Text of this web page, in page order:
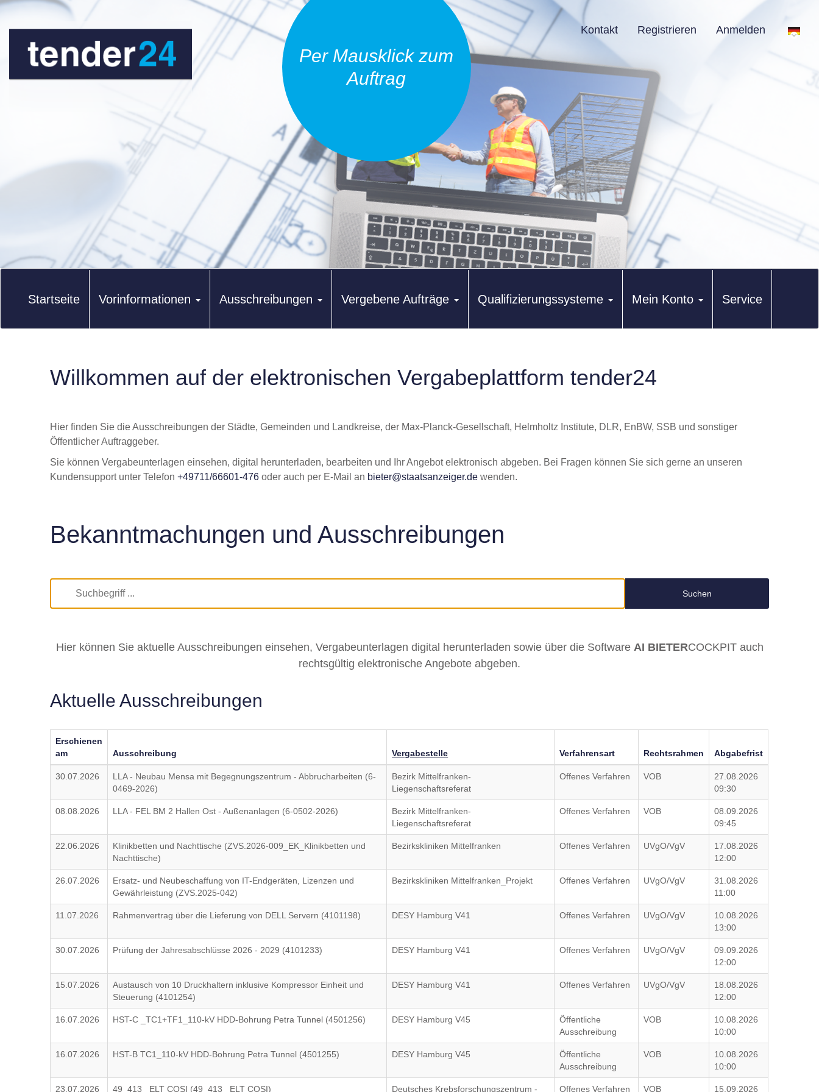
Per Mausklick zum
Auftrag
Kontakt Registrieren Anmelden
Startseite Vorinformationen Ausschreibungen Vergebene Aufträge Qualifizierungssysteme Mein Konto Service
Willkommen auf der elektronischen Vergabeplattform tender24
Hier finden Sie die Ausschreibungen der Städte, Gemeinden und Landkreise, der Max-Planck-Gesellschaft, Helmholtz Institute, DLR, EnBW, SSB und sonstiger
Öffentlicher Auftraggeber.
Sie können Vergabeunterlagen einsehen, digital herunterladen, bearbeiten und Ihr Angebot elektronisch abgeben. Bei Fragen können Sie sich gerne an unseren
Kundensupport unter Telefon+49711/66601-476 oder auch per E-Mail an bieter@staatsanzeiger.de wenden.
Bekanntmachungen und Ausschreibungen
Suchen
Hier können Sie aktuelle Ausschreibungen einsehen, Vergabeunterlagen digital herunterladen sowie über die Software AI BIETERCOCKPIT auch
rechtsgültig elektronische Angebote abgeben.
Aktuelle Ausschreibungen
Erschienen
am
Ausschreibung Vergabestelle Verfahrensart Rechtsrahmen Abgabefrist
30.07.2026
LLA - Neubau Mensa mit Begegnungszentrum - Abbrucharbeiten (6-
0469-2026)
Bezirk Mittelfranken-
Liegenschaftsreferat
Offenes Verfahren VOB
27.08.2026
09:30
08.08.2026 LLA - FEL BM 2 Hallen Ost - Außenanlagen (6-0502-2026)
Bezirk Mittelfranken-
Liegenschaftsreferat
Offenes Verfahren VOB
08.09.2026
09:45
22.06.2026
Klinikbetten und Nachttische (ZVS.2026-009_EK_Klinikbetten und
Nachttische)
Bezirkskliniken Mittelfranken Offenes Verfahren UVgO/VgV
17.08.2026
12:00
26.07.2026
Ersatz- und Neubeschaffung von IT-Endgeräten, Lizenzen und
Gewährleistung (ZVS.2025-042)
Bezirkskliniken Mittelfranken_Projekt Offenes Verfahren UVgO/VgV
31.08.2026
11:00
11.07.2026 Rahmenvertrag über die Lieferung von DELL Servern (4101198) DESY Hamburg V41 Offenes Verfahren UVgO/VgV
10.08.2026
13:00
30.07.2026 Prüfung der Jahresabschlüsse 2026 - 2029 (4101233) DESY Hamburg V41 Offenes Verfahren UVgO/VgV
09.09.2026
12:00
15.07.2026
Austausch von 10 Druckhaltern inklusive Kompressor Einheit und
Steuerung (4101254)
DESY Hamburg V41 Offenes Verfahren UVgO/VgV
18.08.2026
12:00
16.07.2026 HST-C _TC1+TF1_110-kV HDD-Bohrung Petra Tunnel (4501256) DESY Hamburg V45
Öffentliche
Ausschreibung
VOB
10.08.2026
10:00
16.07.2026 HST-B TC1_110-kV HDD-Bohrung Petra Tunnel (4501255) DESY Hamburg V45
Öffentliche
Ausschreibung
VOB
10.08.2026
10:00
23.07.2026 49_413_ ELT COSI (49_413_ ELT COSI) Deutsches Krebsforschungszentrum - Offenes Verfahren VOB 15.09.2026